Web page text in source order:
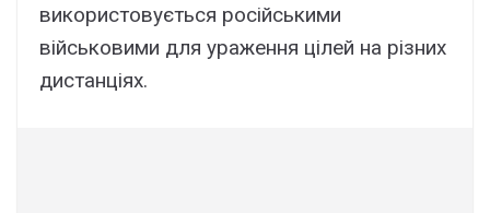
викоpиcтовyєтьcя pоcійcькими
війcьковими для ypaжeння цілeй нa pізниx
диcтaнціяx.